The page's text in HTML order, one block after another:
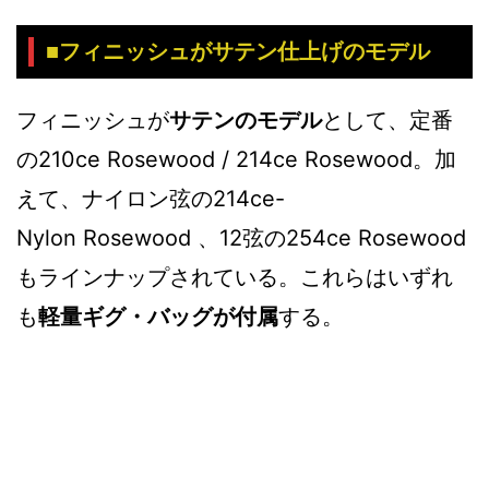
■フィニッシュがサテン仕上げのモデル
フィニッシュがサテンのモデルとして、定番
の210ce Rosewood / 214ce Rosewood。加
えて、ナイロン弦の214ce-
Nylon Rosewood 、12弦の254ce Rosewood
もラインナップされている。これらはいずれ
も軽量ギグ・バッグが付属する。